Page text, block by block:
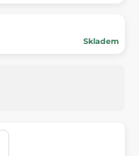
Skladem